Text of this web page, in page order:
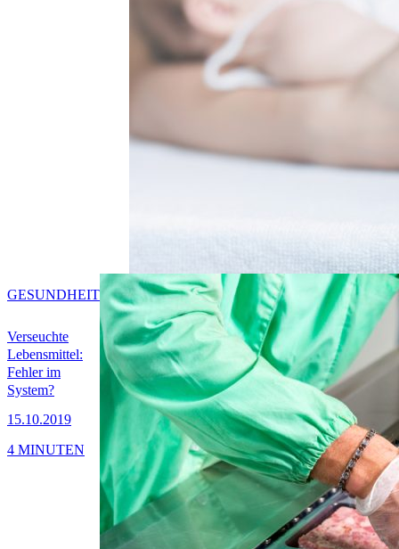
Verseuchte
Lebensmittel:
Fehler im
System?
15.10.2019
GESUNDHEIT
4 MINUTEN